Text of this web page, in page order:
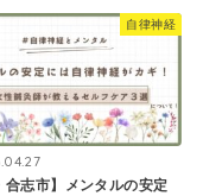
自律神経
合志市】メンタルの安定